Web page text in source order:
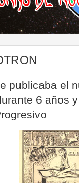
publicaba el
6 años